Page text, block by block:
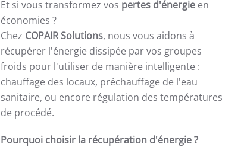
Et si vous transformez vos pertes d'énergieen
économies ?
Chez COPAIR Solutions, nous vous aidons à
récupérer l'énergie dissipée par vos groupes
froids pour l'utiliser de manière intelligente :
chauffage des locaux, préchauffage de l'eau
sanitaire, ou encore régulation des températures
de procédé.
Pourquoi choisir la récupération d'énergie ?